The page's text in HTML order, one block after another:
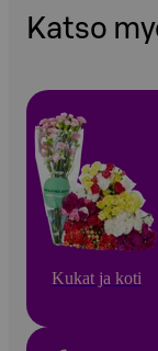
Katso
Kukat ja koti